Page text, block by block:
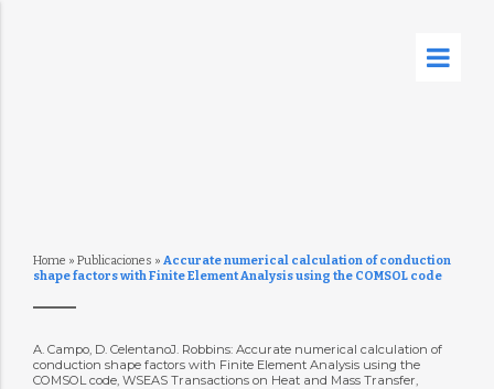
Home » Publicaciones » Accurate numerical calculation of conduction
shape factors with Finite Element Analysis using the COMSOL code
A. Campo, D. CelentanoJ. Robbins: Accurate numerical calculation of
conduction shape factors with Finite Element Analysis using the
COMSOL code, WSEAS Transactions on Heat and Mass Transfer,